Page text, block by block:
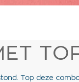
Top deze